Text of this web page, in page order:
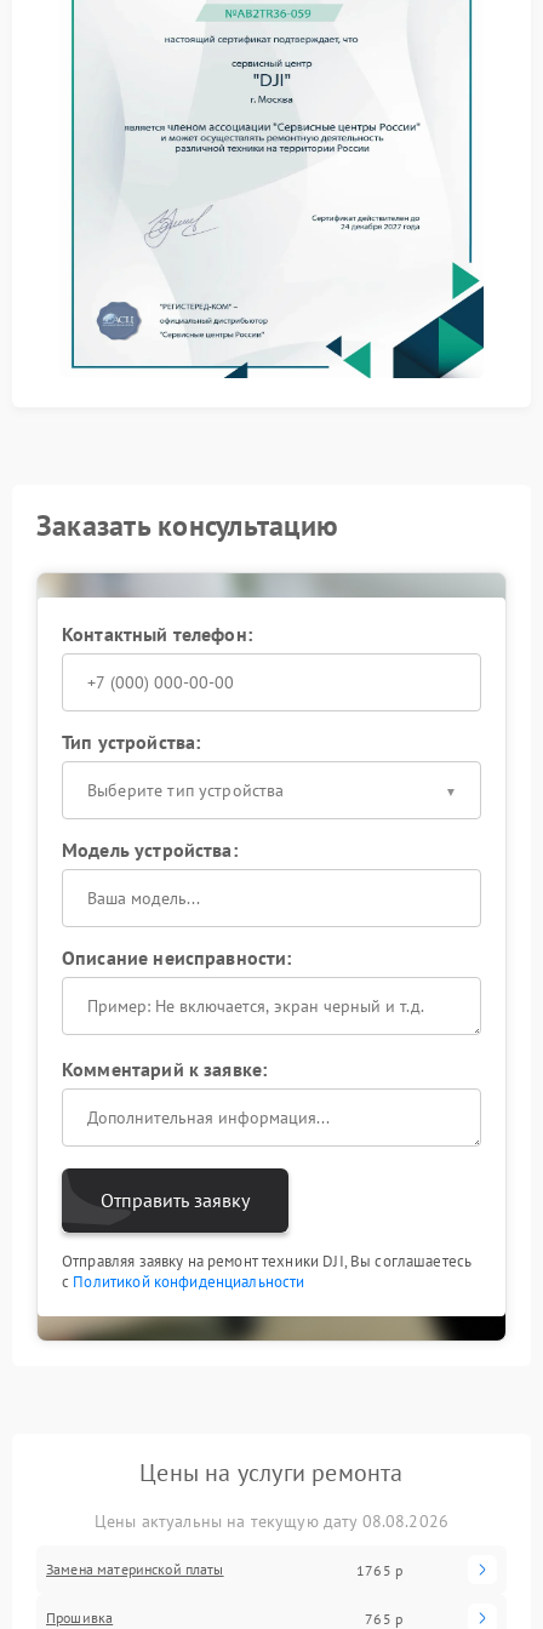
На стабильность соединения влияет несколько
сбой прошивки или обновления;
повреждение антенн или разъемов;
нарушение калибровки модулей.
Точная диагностика позволяет определить
Почему выбирают
Сервис DJI ориентирован на регламенты
производителя и оригинальные детали. Сервисный
центр DJI предоставляет рекомендации по
Заказать консультацию
Контактный телефон:
Тип устройства:
Выберите тип устройства
Модель устройства:
Описание неисправности:
Комментарий к заявке:
Отправить заявку
Отправляя заявку на ремонт техники DJI, Вы соглашаетесь
с Политикой конфиденциальности
Цены на услуги ремонта
Цены актуальны на текущую дату 08.08.2026
Замена материнской платы 1765 р
Прошивка 765 р